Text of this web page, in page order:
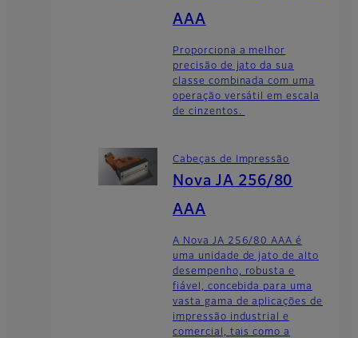
AAA
Proporciona a melhor
precisão de jato da sua
classe combinada com uma
operação versátil em escala
de cinzentos.
Cabeças de Impressão
Nova JA 256/80
AAA
A Nova JA 256/80 AAA é
uma unidade de jato de alto
desempenho, robusta e
fiável, concebida para uma
vasta gama de aplicações de
impressão industrial e
comercial, tais como a